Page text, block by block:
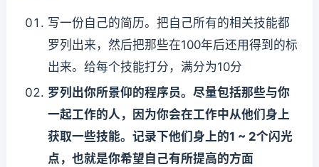
写一份自己的简历。把自己所有的相关技能都
罗列出来，然后把那些在100年后还用得到的标
出来。给每个技能打分，满分为10分
罗列出你所景仰的程序员。尽量包括那些与你
一起工作的人，因为你会在工作中从他们身上
获取一些技能。记录下他们身上的1 ~ 2个闪光
点，也就是你希望自己有所提高的方面